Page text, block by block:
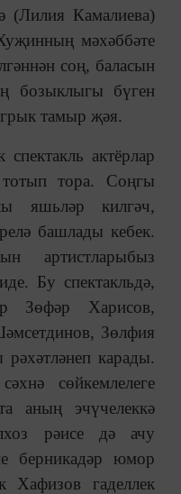
(Лилия Камалиева)
мәхәббәте
соң, баласын
бозыклыгы бүген
тамыр җәя.
актёрлар
тора. Соңгы
яшьләр килгәч,
башлады кебек.
артистларыбыз
Бу спектакльдә,
Зөфәр Харисов,
Зөлфия
карады.
сөйкемлелеге
аның эчүчелеккә
рәисе дә ачу
берникадәр юмор
гаделлек